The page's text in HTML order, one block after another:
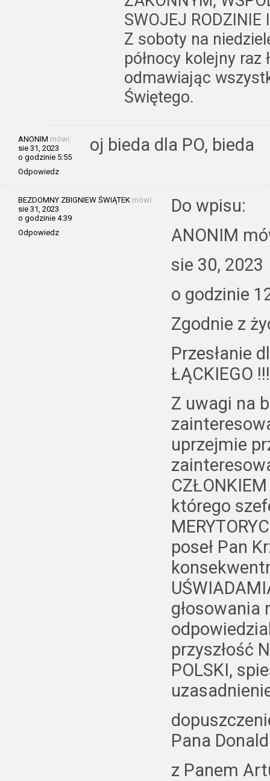
SWOJEJ
Z soboty na
północy kolejny raz
odmawiając
Świętego.
ANONIM mówi:
sie 31, 2023
o godzinie 5:55
Odpowiedz
oj bieda dla PO, bieda
BEZDOMNY ZBIGNIEW ŚWIĄTEK mówi:
sie 31, 2023
o godzinie 4:39
Odpowiedz
Do wpisu:
ANONIM
sie 30, 2023
o godzinie
Zgodnie z
Przesłanie
ŁĄCKIEGO
Z uwagi na
uprzejmie
CZŁONKIEM
którego
poseł Pan
głosowania
przyszłość
POLSKI,
Pana
z Panem